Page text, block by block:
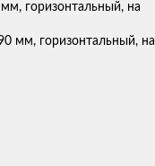
горизонтальный, на